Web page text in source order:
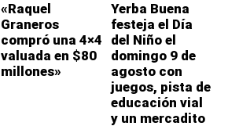
«Raquel
Graneros
compró una 4×4
valuada en $80
millones»
Yerba Buena
festeja el Día
del Niño el
domingo 9 de
agosto con
juegos, pista de
educación vial
y un mercadito